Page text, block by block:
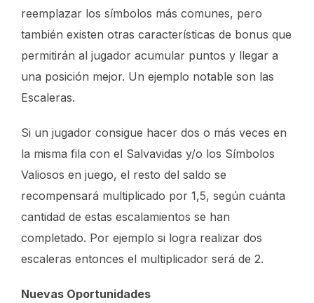
reemplazar los símbolos más comunes, pero
también existen otras características de bonus que
permitirán al jugador acumular puntos y llegar a
una posición mejor. Un ejemplo notable son las
Escaleras.
Si un jugador consigue hacer dos o más veces en
la misma fila con el Salvavidas y/o los Símbolos
Valiosos en juego, el resto del saldo se
recompensará multiplicado por 1,5, según cuánta
cantidad de estas escalamientos se han
completado. Por ejemplo si logra realizar dos
escaleras entonces el multiplicador será de 2.
Nuevas Oportunidades